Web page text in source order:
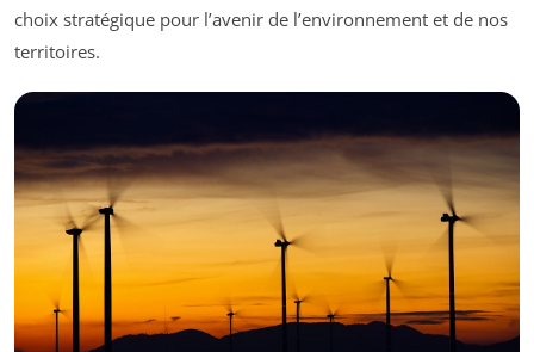
choix stratégique pour l’avenir de l’environnement et de nos
territoires.